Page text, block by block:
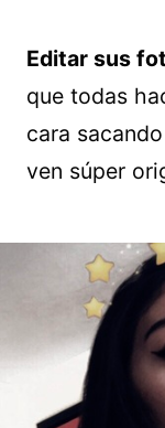
Editar sus
que todas
cara
ven súper